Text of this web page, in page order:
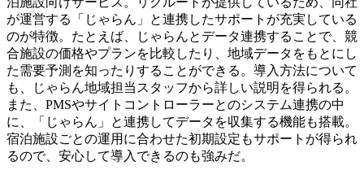
が運営する「じゃらん」と連携したサポートが充実している
のが特徴。たとえば、じゃらんとデータ連携することで、競
合施設の価格やプランを比較したり、地域データをもとにし
た需要予測を知ったりすることができる。導入方法について
も、じゃらん地域担当スタッフから詳しい説明を得られる。
また、PMSやサイトコントローラーとのシステム連携の中
に、「じゃらん」と連携してデータを収集する機能も搭載。
宿泊施設ごとの運用に合わせた初期設定もサポートが得られ
るので、安心して導入できるのも強みだ。